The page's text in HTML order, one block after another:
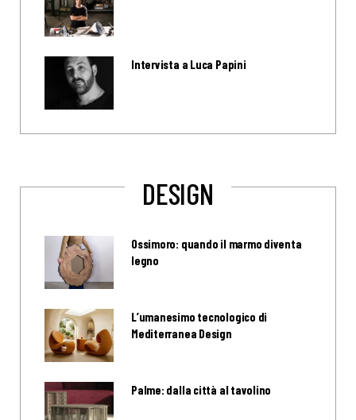
Intervista a Luca Papini
DESIGN
Ossimoro: quando il marmo diventa
legno
L’umanesimo tecnologico di
Mediterranea Design
Palme: dalla città al tavolino